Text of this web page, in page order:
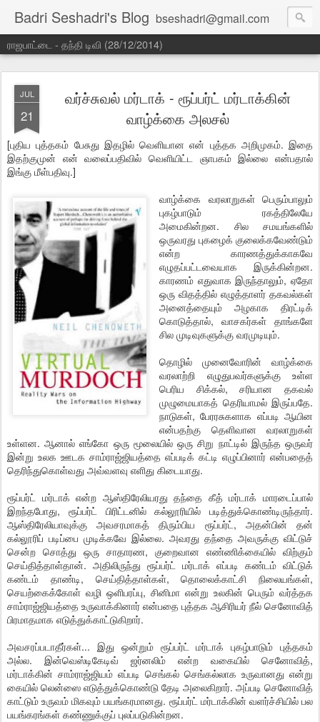
Badri Seshadri's Blog bseshadri@gmail.com
ராஜபாட்டை - தந்தி டிவி (28/12/2014)
JUL
21
வர்ச்சுவல் மர்டாக் - ரூப்பர்ட் மர்டாக்கின்
வாழ்க்கை அலசல்
[புதிய புத்தகம் பேசுது இதழில் வெளியான என் புத்தக அறிமுகம். இதை
இதற்குமுன் என் வலைப்பதிவில் வெளியிட்ட ஞாபகம் இல்லை என்பதால்
இங்கு மீள்பதிவு.]
வாழ்க்கை வரலாறுகள் பெரும்பாலும்
புகழ்பாடும் ரகத்திலேயே
அமைகின்றன. சில சமயங்களில்
ஒருவரது புகழைக் குலைக்கவேண்டும்
என்ற காரணத்துக்காகவே
எழுதப்பட்டவையாக இருக்கின்றன.
காரணம் எதுவாக இருந்தாலும், ஏதோ
ஒரு விதத்தில் எழுத்தாளர் தகவல்கள்
அனைத்தையும் அழகாக திரட்டிக்
கொடுத்தால், வாசகர்கள் தாங்களே
சில முடிவுகளுக்கு வரமுடியும்.
தொழில் முனைவோரின் வாழ்க்கை
வரலாற்றி எழுதுபவர்களுக்கு உள்ள
பெரிய சிக்கல், சரியான தகவல்
முழுமையாகத் தெரியாமல் இருப்பதே.
நாடுகள், பேரரசுகளாக எப்படி ஆயின
என்பதற்கு தெளிவான வரலாறுகள்
உள்ளன. ஆனால் எங்கோ ஒரு மூலையில் ஒரு சிறு நாட்டில் இருந்த ஒருவர்
இன்று உலக ஊடக சாம்ராஜ்ஜியத்தை எப்படிக் கட்டி எழுப்பினார் என்பதைத்
தெரிந்துகொள்வது அவ்வளவு எளிது கிடையாது.
ரூப்பர்ட் மர்டாக் என்ற ஆஸ்திரேலியரது தந்தை கீத் மர்டாக் மாரடைப்பால்
இறந்தபோது, ரூப்பர்ட் பிரிட்டனில் கல்லூரியில் படித்துக்கொண்டிருந்தார்.
ஆஸ்திரேலியாவுக்கு அவசரமாகத் திரும்பிய ரூப்பர்ட், அதன்பின் தன்
கல்லூரிப் படிப்பை முடிக்கவே இல்லை. அவரது தந்தை அவருக்கு விட்டுச்
சென்ற சொத்து ஒரு சாதாரண, குறைவான எண்ணிக்கையில் விற்கும்
செய்தித்தாள்தான். அதிலிருந்து ரூப்பர்ட் மர்டாக் எப்படி கண்டம் விட்டுக்
கண்டம் தாண்டி, செய்தித்தாள்கள், தொலைக்காட்சி நிலையங்கள்,
செயற்கைக்கோள் வழி ஒளிபரப்பு, சினிமா என்று உலகின் பெரும் வர்த்தக
சாம்ராஜ்ஜியத்தை உருவாக்கினார் என்பதை புத்தக ஆசிரியர் நீல் செனோவித்
பிரமாதமாக எடுத்துக்காட்டுகிறார்.
அவசரப்படாதீர்கள்... இது ஒன்றும் ரூப்பர்ட் மர்டாக் புகழ்பாடும் புத்தகம்
அல்ல. இன்வெஸ்டிகேடிவ் ஜர்னலிம் என்ற வகையில் செனோவித்,
மர்டாக்கின் சாம்ராஜ்ஜியம் எப்படி செங்கல் செங்கல்லாக உருவானது என்று
கையில் லென்ஸை எடுத்துக்கொண்டு தேடி அலைகிறார். அப்படி செனோவித்
காட்டும் உருவம் மிகவும் பயங்கரமானது. ரூப்பர்ட் மர்டாக்கின் வளர்ச்சியில் பல
பயங்கரங்கள் கண்ணுக்குப் புலப்படுகின்றன.